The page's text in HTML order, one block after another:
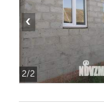
2/2
‹